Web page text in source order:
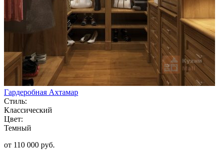
Гардеробная Ахтамар
Стиль:
Классический
Цвет:
Темный
от 110 000 руб.